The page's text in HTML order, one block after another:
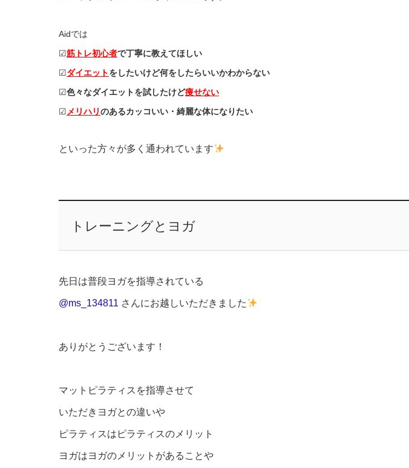
Aidでは
☑︎筋トレ初心者で丁寧に教えてほしい
☑︎ダイエットをしたいけど何をしたらいいかわからない
☑︎色々なダイエットを試したけど痩せない
☑︎メリハリのあるカッコいい・綺麗な体になりたい
といった方々が多く通われています
トレーニングとヨガ
先日は普段ヨガを指導されている
@ms_134811 さんにお越しいただきました
ありがとうございます！
マットピラティスを指導させて
いただきヨガとの違いや
ピラティスはピラティスのメリット
ヨガはヨガのメリットがあることや